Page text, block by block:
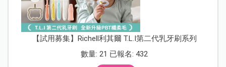
【試用募集】Richell利其爾 T.L.I第二代乳牙刷系列
數量: 21 已報名: 432